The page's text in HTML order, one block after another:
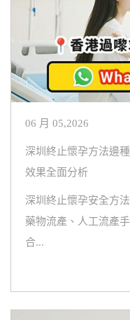
06 月 05,2026
深圳終止懷孕方法邊
效果全面分析
深圳終止懷孕安全方
藥物流產、人工流產
合...